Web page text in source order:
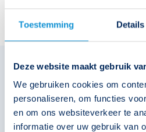
Toestemming Details
Deze website maakt gebruik
We gebruiken cookies om
personaliseren, om functies
en om ons websiteverkeer te
informatie over uw gebruik van